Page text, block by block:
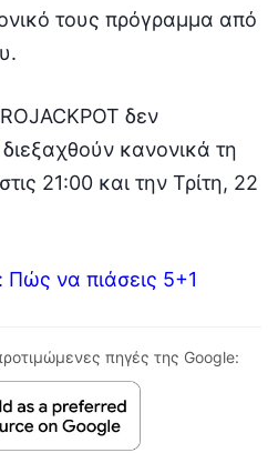
τους πρόγραμμα από
δεν
κανονικά τη
21:00 και την Τρίτη, 22
Πώς να πιάσεις 5+1
πηγές της Google: